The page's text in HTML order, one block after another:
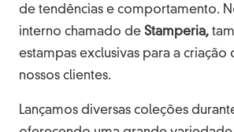
de tendências e comportamento.
interno chamado de Stamperia,
estampas exclusivas para a criação
nossos clientes.
Lançamos diversas coleções